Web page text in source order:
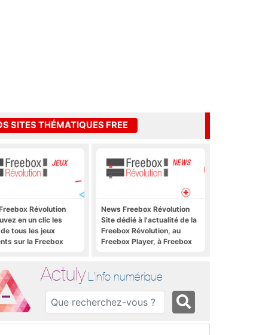
SITES THÉMATIQUES FREE
Révolution
en un clic les
tous les jeux
sur la Freebox
News Freebox Révolution
Site dédié à l'actualité de la
Freebox Révolution, au
Freebox Player, à Freebox
Actuly L'info numérique